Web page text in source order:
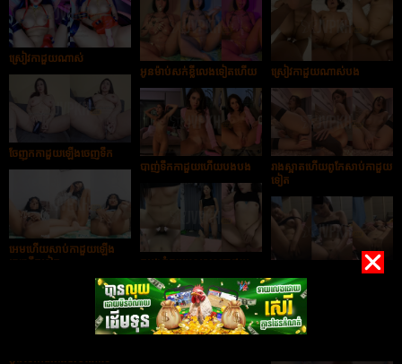
ស្រៀវកាដួយណាស់
អូនម៉ាប់សក់ខ្លីលេងទៀតហើយ
ស្រៀវកាដួយណាស់បង
ចែញុកកាដួយឡើងចេញទឹក
បាញ់ទឹកកាដួយហើយបងបង
រាងស្អាតហើយពូកែសាប់កាដួយ
ទៀត
អេមហើយសាប់កាដួយឡើង
ចេញទឹកទៀត
ក្ដបងធំចុយអូនស្រួលកាដួយ
ណាស់
Call សាប់កាដួយអោយបង
មើល